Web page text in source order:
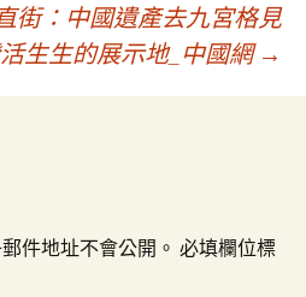
街：中國遺產去九宮格見
生生的展示地_中國網 →
件地址不會公開。 必填欄位標